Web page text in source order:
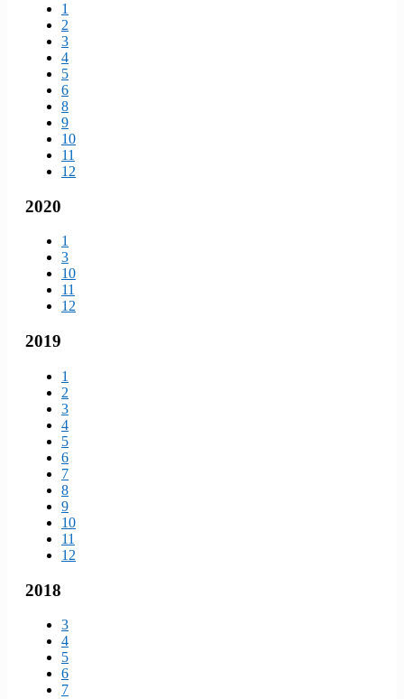
1
2
3
4
5
6
8
9
10
11
12
2020
1
3
10
11
12
2019
1
2
3
4
5
6
7
8
9
10
11
12
2018
3
4
5
6
7